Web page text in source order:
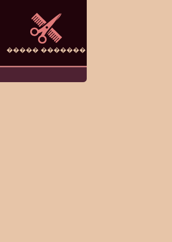
����� �������